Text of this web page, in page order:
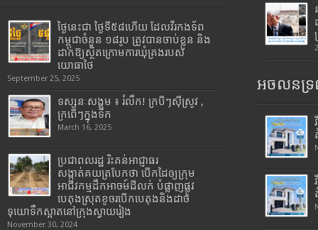
ថ្ងៃនេះជា ថ្ងៃទី៥៨ហើយ ដែលវីរកងទ័ព
កម្ពុជាចំនួន ១៨រូប ត្រូវបានចាប់ខ្លួន និង
ដាក់ឱ្យស្ថិតក្រោមការឃុំគ្រងរបស់
យោធាថៃ
September 25, 2025
ទស្សនៈសង្គម ៖ រំលឹក! ក្របីៗស៊ីស្រូវ ,
ក្រពើៗក្នុងទឹក
March 16, 2025
ប្រជាពលរដ្ឋ រិះគន់អាជ្ញាធរ
សង្កាត់គយត្របែកថា បើកដៃឲ្យក្រុម
អាជីវកម្មដឹកអាចម៍ដីលក់ បំផ្លាញផ្លូវ
បេតុងស្រុតខូចរបើកបេតុងនិងដាច់
ទុយោទឹកស្អាតនៅក្រុងស្វាយរៀង
November 30, 2024
អចលនទ្រ